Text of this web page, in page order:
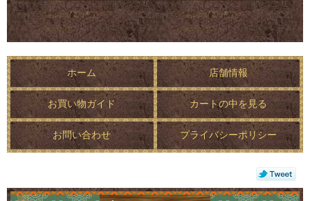
ホーム 店舗情報
お買い物ガイド カートの中を見る
お問い合わせ プライバシーポリシー